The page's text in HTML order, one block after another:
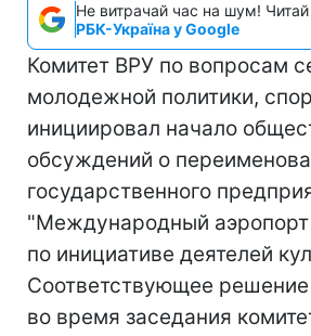
Не витрачай час на шум! Читай
РБК-Україна у Google
Комитет ВРУ по вопросам
молодежной политики,
инициировал начало
обсуждений о
государственного
"Международный
по инициативе деятелей
Соответствующее
во время заседания